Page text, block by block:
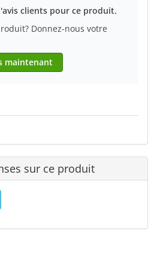
clients pour ce produit.
Donnez-nous votre
maintenant
sur ce produit